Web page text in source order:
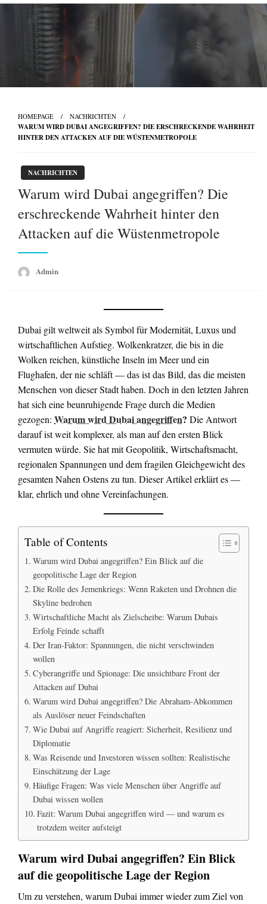
Skip
HOMEPAGE NACHRICHTEN
WARUM WIRD DUBAI ANGEGRIFFEN? DIE ERSCHRECKENDE WAHRHEIT
HINTER DEN ATTACKEN AUF DIE WÜSTENMETROPOLE
NACHRICHTEN
Warum wird Dubai angegriffen? Die
erschreckende Wahrheit hinter den
Attacken auf die Wüstenmetropole
Admin
Dubai gilt weltweit als Symbol für Modernität, Luxus und
wirtschaftlichen Aufstieg. Wolkenkratzer, die bis in die
Wolken reichen, künstliche Inseln im Meer und ein
Flughafen, der nie schläft — das ist das Bild, das die meisten
Menschen von dieser Stadt haben. Doch in den letzten Jahren
hat sich eine beunruhigende Frage durch die Medien
gezogen: Warum wird Dubai angegriffen? Die Antwort
darauf ist weit komplexer, als man auf den ersten Blick
vermuten würde. Sie hat mit Geopolitik, Wirtschaftsmacht,
regionalen Spannungen und dem fragilen Gleichgewicht des
gesamten Nahen Ostens zu tun. Dieser Artikel erklärt es —
klar, ehrlich und ohne Vereinfachungen.
Table of Contents
Warum wird Dubai angegriffen? Ein Blick auf die
geopolitische Lage der Region
Die Rolle des Jemenkriegs: Wenn Raketen und Drohnen die
Skyline bedrohen
Wirtschaftliche Macht als Zielscheibe: Warum Dubais
Erfolg Feinde schafft
Der Iran-Faktor: Spannungen, die nicht verschwinden
wollen
Cyberangriffe und Spionage: Die unsichtbare Front der
Attacken auf Dubai
Warum wird Dubai angegriffen? Die Abraham-Abkommen
als Auslöser neuer Feindschaften
Wie Dubai auf Angriffe reagiert: Sicherheit, Resilienz und
Diplomatie
Was Reisende und Investoren wissen sollten: Realistische
Einschätzung der Lage
Häufige Fragen: Was viele Menschen über Angriffe auf
Dubai wissen wollen
Fazit: Warum Dubai angegriffen wird — und warum es
trotzdem weiter aufsteigt
Warum wird Dubai angegriffen? Ein Blick
auf die geopolitische Lage der Region
Um zu verstehen, warum Dubai immer wieder zum Ziel von